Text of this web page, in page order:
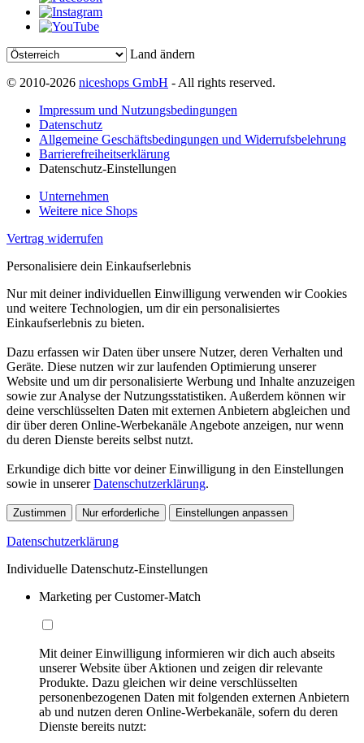
Land ändern
© 2010-2026 niceshops GmbH - All rights reserved.
Impressum und Nutzungsbedingungen
Datenschutz
Allgemeine Geschäftsbedingungen und Widerrufsbelehrung
Barrierefreiheitserklärung
Datenschutz-Einstellungen
Unternehmen
Weitere nice Shops
Vertrag widerrufen
Personalisiere dein Einkaufserlebnis
Nur mit deiner individuellen Einwilligung verwenden wir Cookies
und weitere Technologien, um dir ein personalisiertes
Einkaufserlebnis zu bieten.
Dazu erfassen wir Daten über unsere Nutzer, deren Verhalten und
Geräte. Diese nutzen wir zur laufenden Optimierung unserer
Website und um dir personalisierte Werbung und Inhalte anzuzeigen
sowie zur Analyse der Nutzungsstatistiken. Außerdem können wir
deine verschlüsselten Daten mit externen Anbietern abgleichen und
dir über deren Online-Werbekanäle Angebote anzeigen, nur wenn
du deren Dienste bereits selbst nutzt.
Erkundige dich bitte vor deiner Einwilligung in den Einstellungen
sowie in unsererDatenschutzerklärung.
Zustimmen Nur erforderliche Einstellungen anpassen
Datenschutzerklärung
Individuelle Datenschutz-Einstellungen
Marketing per Customer-Match
Mit deiner Einwilligung informieren wir dich auch abseits
unserer Website über Aktionen und zeigen dir relevante
Produkte. Dazu gleichen wir deine verschlüsselten
personenbezogenen Daten mit folgenden externen Anbietern
ab und nutzen deren Online-Werbekanäle, sofern du deren
Dienste bereits nutzt: